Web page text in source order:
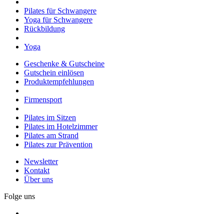
Pilates für Schwangere
Yoga für Schwangere
Rückbildung
Yoga
Geschenke & Gutscheine
Gutschein einlösen
Produktempfehlungen
Firmensport
Pilates im Sitzen
Pilates im Hotelzimmer
Pilates am Strand
Pilates zur Prävention
Newsletter
Kontakt
Über uns
Folge uns